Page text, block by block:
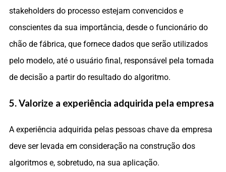
stakeholders do processo estejam convencidos e
conscientes da sua importância, desde o funcionário do
chão de fábrica, que fornece dados que serão utilizados
pelo modelo, até o usuário final, responsável pela tomada
de decisão a partir do resultado do algoritmo.
5. Valorize a experiência adquirida pela empresa
A experiência adquirida pelas pessoas chave da empresa
deve ser levada em consideração na construção dos
algoritmos e, sobretudo, na sua aplicação.